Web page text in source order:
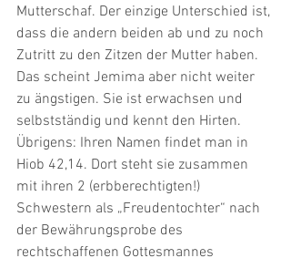
Mutterschaf. Der einzige Unterschied ist,
dass die andern beiden ab und zu noch
Zutritt zu den Zitzen der Mutter haben.
Das scheint Jemima aber nicht weiter
zu ängstigen. Sie ist erwachsen und
selbstständig und kennt den Hirten.
Übrigens: Ihren Namen findet man in
Hiob 42,14. Dort steht sie zusammen
mit ihren 2 (erbberechtigten!)
Schwestern als „Freudentochter“ nach
der Bewährungsprobe des
rechtschaffenen Gottesmannes